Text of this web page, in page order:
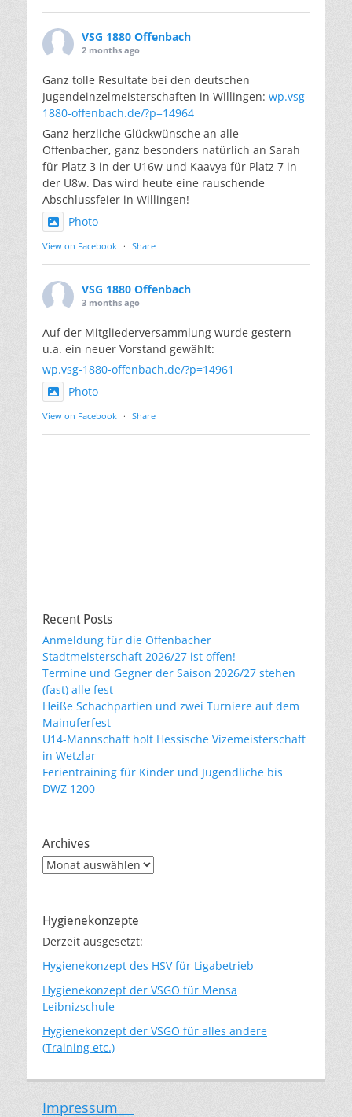
VSG 1880 Offenbach
2 months ago
Ganz tolle Resultate bei den deutschen
Jugendeinzelmeisterschaften in Willingen: wp.vsg-
1880-offenbach.de/?p=14964
Ganz herzliche Glückwünsche an alle
Offenbacher, ganz besonders natürlich an Sarah
für Platz 3 in der U16w und Kaavya für Platz 7 in
der U8w. Das wird heute eine rauschende
Abschlussfeier in Willingen!
Photo
View on Facebook · Share
VSG 1880 Offenbach
3 months ago
Auf der Mitgliederversammlung wurde gestern
u.a. ein neuer Vorstand gewählt:
wp.vsg-1880-offenbach.de/?p=14961
Photo
View on Facebook · Share
Recent Posts
Anmeldung für die Offenbacher
Stadtmeisterschaft 2026/27 ist offen!
Termine und Gegner der Saison 2026/27 stehen
(fast) alle fest
Heiße Schachpartien und zwei Turniere auf dem
Mainuferfest
U14-Mannschaft holt Hessische Vizemeisterschaft
in Wetzlar
Ferientraining für Kinder und Jugendliche bis
DWZ 1200
Archives
Archives
Hygienekonzepte
Derzeit ausgesetzt:
Hygienekonzept des HSV für Ligabetrieb
Hygienekonzept der VSGO für Mensa
Leibnizschule
Hygienekonzept der VSGO für alles andere
(Training etc.)
Impressum